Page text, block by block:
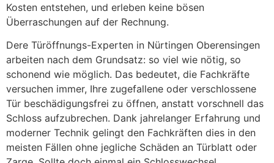
Kosten entstehen, und erleben keine bösen
Überraschungen auf der Rechnung.
Dere Türöffnungs-Experten in Nürtingen Oberensingen
arbeiten nach dem Grundsatz: so viel wie nötig, so
schonend wie möglich. Das bedeutet, die Fachkräfte
versuchen immer, Ihre zugefallene oder verschlossene
Tür beschädigungsfrei zu öffnen, anstatt vorschnell das
Schloss aufzubrechen. Dank jahrelanger Erfahrung und
moderner Technik gelingt den Fachkräften dies in den
meisten Fällen ohne jegliche Schäden an Türblatt oder